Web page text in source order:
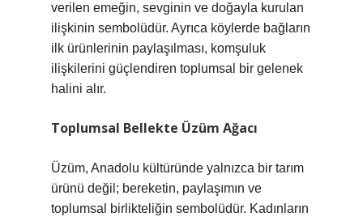
verilen emeğin, sevginin ve doğayla kurulan
ilişkinin sembolüdür. Ayrıca köylerde bağların
ilk ürünlerinin paylaşılması, komşuluk
ilişkilerini güçlendiren toplumsal bir gelenek
halini alır.
Toplumsal Bellekte Üzüm Ağacı
Üzüm, Anadolu kültüründe yalnızca bir tarım
ürünü değil; bereketin, paylaşımın ve
toplumsal birlikteliğin sembolüdür. Kadınların